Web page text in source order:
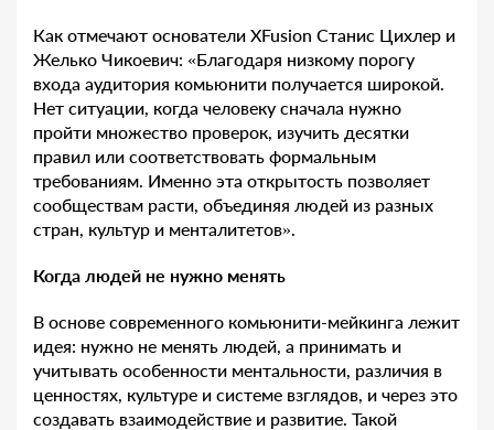
Как отмечают основатели XFusion Станис Цихлер и
Желько Чикоевич: «Благодаря низкому порогу
входа аудитория комьюнити получается широкой.
Нет ситуации, когда человеку сначала нужно
пройти множество проверок, изучить десятки
правил или соответствовать формальным
требованиям. Именно эта открытость позволяет
сообществам расти, объединяя людей из разных
стран, культур и менталитетов».
Когда людей не нужно менять
В основе современного комьюнити-мейкинга лежит
идея: нужно не менять людей, а принимать и
учитывать особенности ментальности, различия в
ценностях, культуре и системе взглядов, и через это
создавать взаимодействие и развитие. Такой